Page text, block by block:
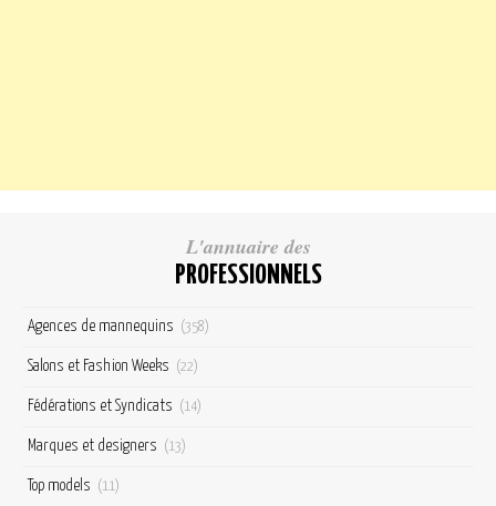
L'annuaire des
PROFESSIONNELS
Agences de mannequins (358)
Salons et Fashion Weeks (22)
Fédérations et Syndicats (14)
Marques et designers (13)
Top models (11)